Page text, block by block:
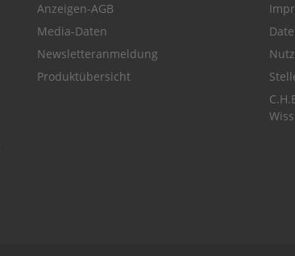
Anzeigen-AGB
Media-Daten
Newsletteranmeldung
Produktübersicht